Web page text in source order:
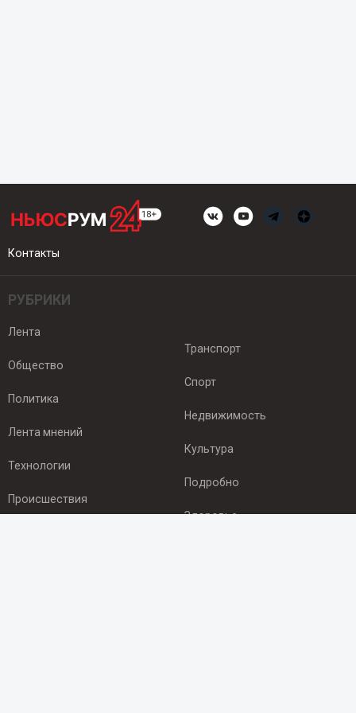
Контакты
РУБРИКИ
Лента
Общество
Политика
Лента мнений
Технологии
Происшествия
Транспорт
Спорт
Недвижимость
Культура
Подробно
Здоровье